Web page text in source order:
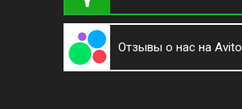
Отзывы о нас на Avito